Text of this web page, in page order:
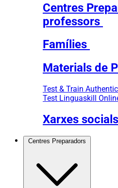
Centres
professors
Famílies
Materials de
Test & Train
Test Linguaskill
Xarxes socials